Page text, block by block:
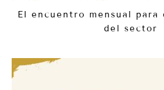
El encuentro mensual para
del sector